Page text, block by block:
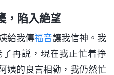
，陷入絶望
給我傳福音讓我信神。我
再説，現在我正忙着挣
姨的良言相勸，我仍然忙